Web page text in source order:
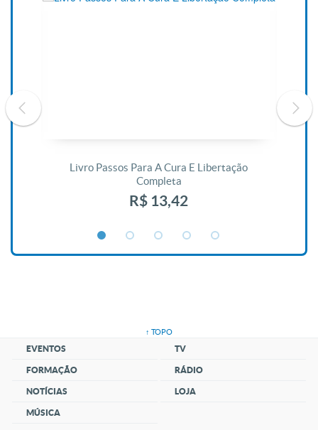
Livro Passos Para A Cura E Libertação
Completa
R$ 13,42
↑ TOPO
EVENTOS
FORMAÇÃO
NOTÍCIAS
MÚSICA
TV
RÁDIO
LOJA